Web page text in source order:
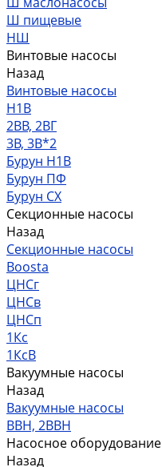
Ш пищевые
НШ
Винтовые насосы
Назад
Винтовые насосы
Н1В
2ВВ, 2ВГ
3В, 3В*2
Бурун Н1В
Бурун ПФ
Бурун СХ
Секционные насосы
Назад
Секционные насосы
Boosta
ЦНСг
ЦНСв
ЦНСп
1Кс
1КсВ
Вакуумные насосы
Назад
Вакуумные насосы
ВВН, 2ВВН
Насосное оборудование
Назад